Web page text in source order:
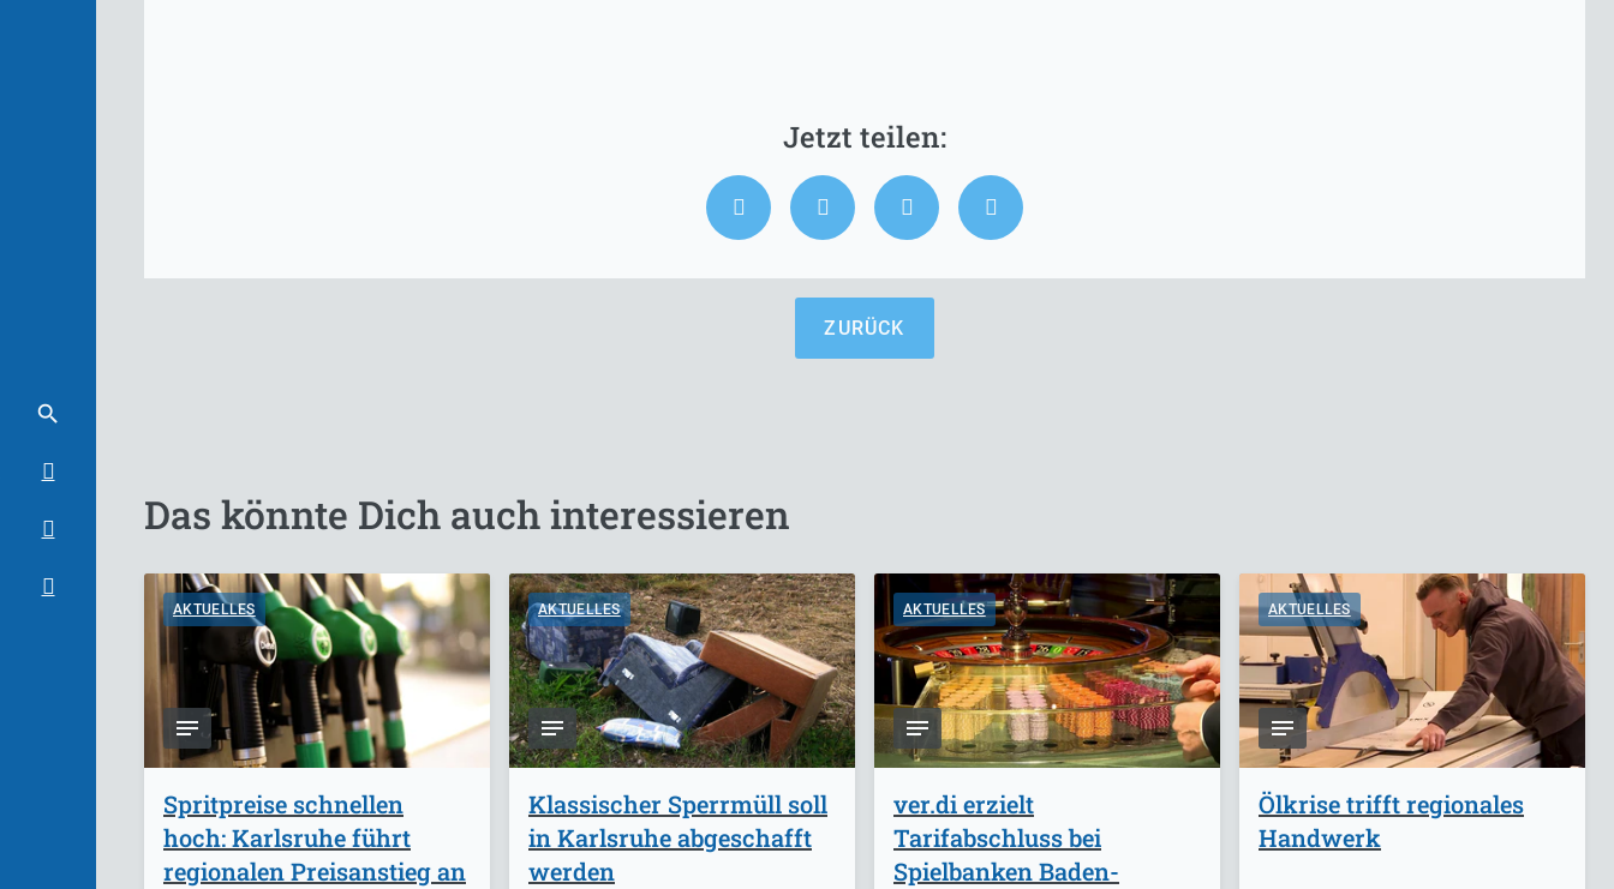
ZURÜCK
Das könnte Dich auch interessieren
AKTUELLES
Spritpreise schnellen
hoch: Karlsruhe führt
regionalen Preisanstieg an
AKTUELLES
Klassischer Sperrmüll soll
in Karlsruhe abgeschafft
werden
AKTUELLES
ver.di erzielt
Tarifabschluss bei
Spielbanken Baden-
AKTUELLES
Ölkrise trifft regionales
Handwerk